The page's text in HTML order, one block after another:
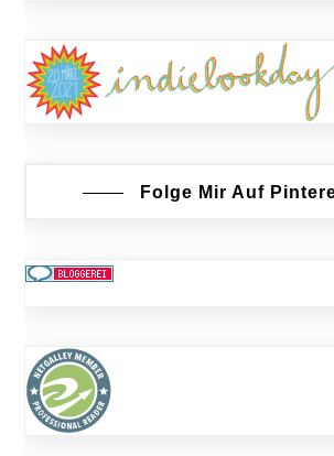
Folge Mir Auf